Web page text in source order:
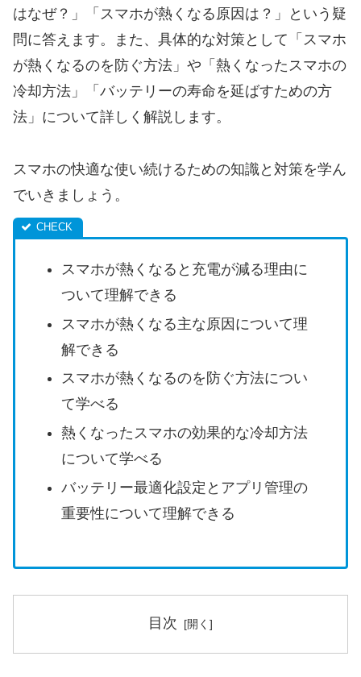
はなぜ？」「スマホが熱くなる原因は？」という疑
問に答えます。また、具体的な対策として「スマホ
が熱くなるのを防ぐ方法」や「熱くなったスマホの
冷却方法」「バッテリーの寿命を延ばすための方
法」について詳しく解説します。
スマホの快適な使い続けるための知識と対策を学ん
でいきましょう。
スマホが熱くなると充電が減る理由に
ついて理解できる
スマホが熱くなる主な原因について理
解できる
スマホが熱くなるのを防ぐ方法につい
て学べる
熱くなったスマホの効果的な冷却方法
について学べる
バッテリー最適化設定とアプリ管理の
重要性について理解できる
目次